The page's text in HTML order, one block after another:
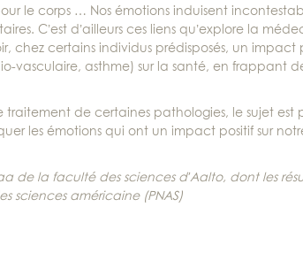
le corps … Nos émotions induisent
C’est d’ailleurs ces liens qu’explore la
chez certains individus prédisposés, un impact
vasculaire, asthme) sur la santé, en frappant
de certaines pathologies, le sujet est
les émotions qui ont un impact positif sur
de la faculté des sciences d’Aalto, dont les
sciences américaine (PNAS)